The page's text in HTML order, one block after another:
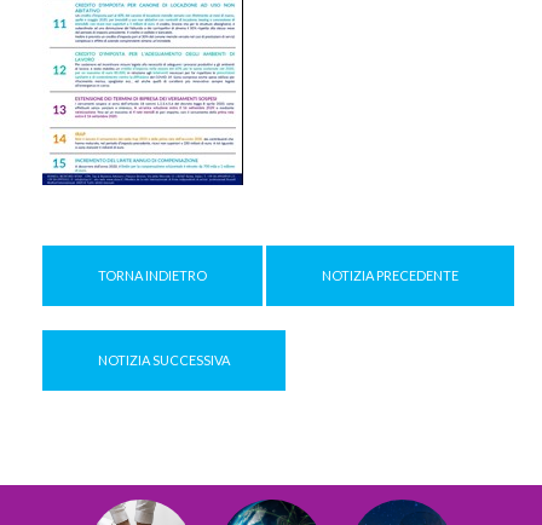
TORNA INDIETRO NOTIZIA PRECEDENTE
NOTIZIA SUCCESSIVA